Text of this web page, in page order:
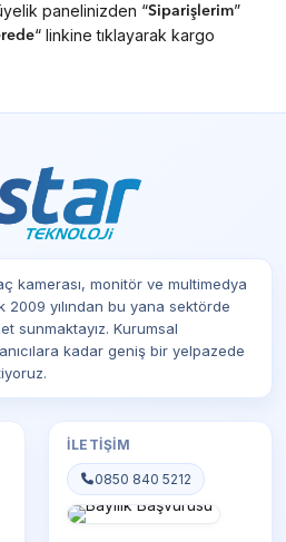
panelinizden “Siparişlerim”
“ linkine tıklayarak kargo
kamerası, monitör ve multimedya
yılından bu yana sektörde
sunmaktayız. Kurumsal
kadar geniş bir yelpazede
İLETIŞIM
0850 840 5212